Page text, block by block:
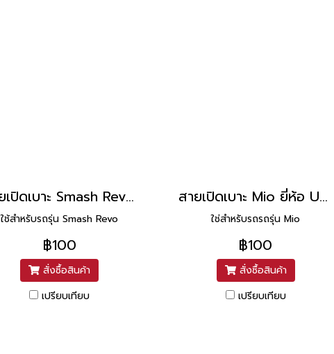
สายเปิดเบาะ Smash Revo ยี่ห้อ UNF ยาว 13 นิ้ว
ใช้สำหรับรถรุ่น Smash Revo
฿100
สั่งซื้อสินค้า
เปรียบเทียบ
สายเปิดเบาะ Mio ยี่ห้อ UNF
ใช่สำหรับรถรถรุ่น Mio
฿100
สั่งซื้อสินค้า
เปรียบเทียบ